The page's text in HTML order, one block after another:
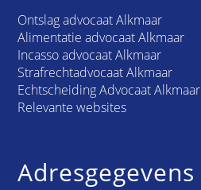
Ontslag advocaat Alkmaar
Alimentatie advocaat Alkmaar
Incasso advocaat Alkmaar
Strafrechtadvocaat Alkmaar
Echtscheiding Advocaat Alkmaar
Relevante websites
Adresgegevens